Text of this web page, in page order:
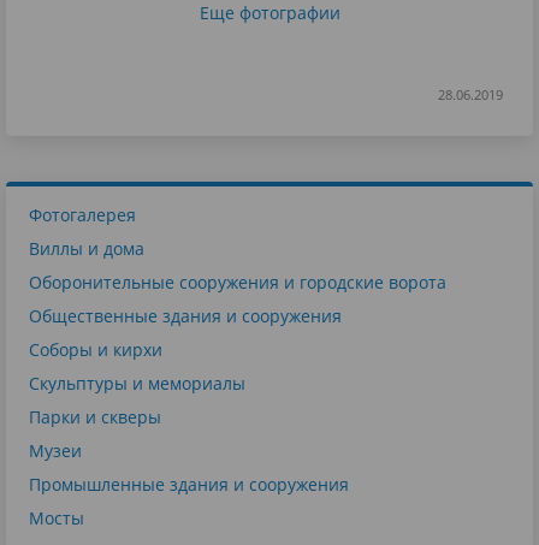
Еще фотографии
28.06.2019
Фотогалерея
Виллы и дома
Оборонительные сооружения и городские ворота
Общественные здания и сооружения
Соборы и кирхи
Скульптуры и мемориалы
Парки и скверы
Музеи
Промышленные здания и сооружения
Мосты